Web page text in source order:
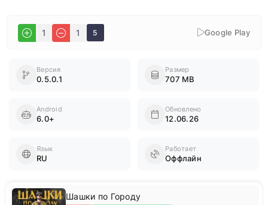
1 1 5 Google Play
Версия
0.5.0.1
Размер
707 MB
Android
6.0+
Обновлено
12.06.26
Язык
RU
Работает
Оффлайн
Шашки по Городу